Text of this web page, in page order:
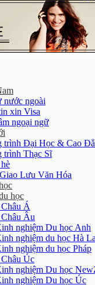
ngoài
xin Visa
ngoại ngữ
trình Đại Học & Cao
trình Thạc Sĩ
Lưu Văn Hóa
học
Á
Âu
nghiệm Du học Anh
nghiệm du học Hà
nghiệm du học Pháp
Úc
nghiệm Du học
nghiệm Du học Úc